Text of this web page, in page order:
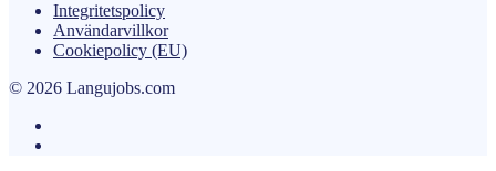
Integritetspolicy
Användarvillkor
Cookiepolicy (EU)
© 2026 Langujobs.com